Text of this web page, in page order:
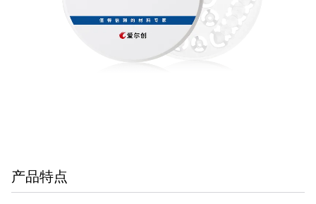
产品特点